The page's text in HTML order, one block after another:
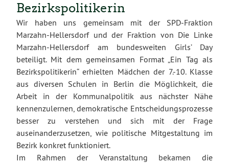
Bezirkspolitikerin
Wir haben uns gemeinsam mit der SPD-Fraktion
Marzahn-Hellersdorf und der Fraktion von Die Linke
Marzahn-Hellersdorf am bundesweiten Girls’ Day
beteiligt. Mit dem gemeinsamen Format „Ein Tag als
Bezirkspolitikerin“ erhielten Mädchen der 7.-10. Klasse
aus diversen Schulen in Berlin die Möglichkeit, die
Arbeit in der Kommunalpolitik aus nächster Nähe
kennenzulernen, demokratische Entscheidungsprozesse
besser zu verstehen und sich mit der Frage
auseinanderzusetzen, wie politische Mitgestaltung im
Bezirk konkret funktioniert.
Im Rahmen der Veranstaltung bekamen die